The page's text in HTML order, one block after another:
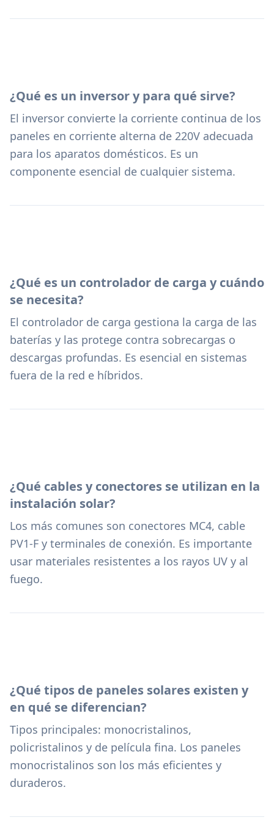
¿Qué es un inversor y para qué sirve?
El inversor convierte la corriente continua de los
paneles en corriente alterna de 220V adecuada
para los aparatos domésticos. Es un
componente esencial de cualquier sistema.
¿Qué es un controlador de carga y cuándo
se necesita?
El controlador de carga gestiona la carga de las
baterías y las protege contra sobrecargas o
descargas profundas. Es esencial en sistemas
fuera de la red e híbridos.
¿Qué cables y conectores se utilizan en la
instalación solar?
Los más comunes son conectores MC4, cable
PV1-F y terminales de conexión. Es importante
usar materiales resistentes a los rayos UV y al
fuego.
¿Qué tipos de paneles solares existen y
en qué se diferencian?
Tipos principales: monocristalinos,
policristalinos y de película fina. Los paneles
monocristalinos son los más eficientes y
duraderos.